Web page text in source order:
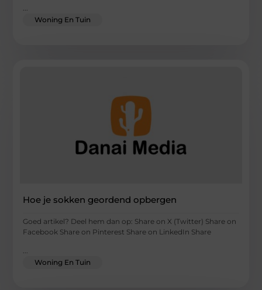
...
Woning En Tuin
Hoe je sokken geordend opbergen
Goed artikel? Deel hem dan op: Share on X (Twitter) Share on
Facebook Share on Pinterest Share on LinkedIn Share
...
Woning En Tuin